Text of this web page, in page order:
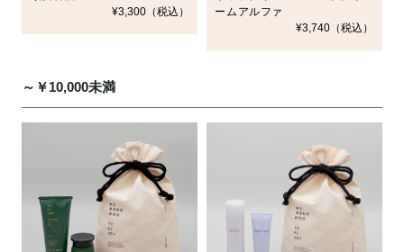
¥3,300（税込）
ームアルファ
¥3,740（税込）
～￥10,000未満